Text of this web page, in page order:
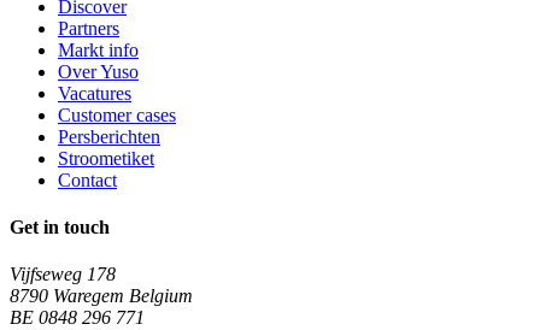
Discover
Partners
Markt info
Over Yuso
Vacatures
Customer cases
Persberichten
Stroometiket
Contact
Get in touch
Vijfseweg 178
8790 Waregem Belgium
BE 0848 296 771